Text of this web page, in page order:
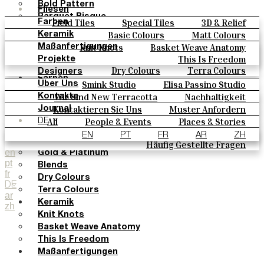
Fliesen
Field Tiles Special Tiles
3D & Relief
Hand Painted
Bold Pattern
Parquet Bisque
Natural Cotto
Smink Studio
Elisa Passino
Paulo Vale
Farben
Basic Colours
Matt Colours
Oxide Explosions
Special Firing
Vintage Metallics
Gold & Platinum
Blends
Dry Colours
Terra Colours
Keramik
Knit Knots
Basket Weave Anatomy
This Is Freedom
Maßanfertigungen
Projekte
Designers
Smink Studio
Elisa Passino Studio
Paulo Vale
Über Uns
Wir Sind New Terracotta
Nachhaltigkeit
Portugiesisches Vermächtnis
Kontakte
Kontaktieren Sie Uns
Muster Anfordern
Kaufmöglichkeiten
Kataloge U Technische Spezifikationen
Häufig Gestellte Fragen
Journal
All People & Events
Places & Stories
Materials & Sustainability
Inspiration & Culture
DE
EN PT FR AR ZH
en
pt
fr
DE
ar
zh
Bold Pattern
Parquet Bisque
Natural Cotto
Smink Studio
Elisa Passino
Paulo Vale
Farben
Basic Colours
Matt Colours
Oxide Explosions
Special Firing
Vintage Metallics
Gold & Platinum
Blends
Dry Colours
Terra Colours
Keramik
Knit Knots
Basket Weave Anatomy
This Is Freedom
Maßanfertigungen